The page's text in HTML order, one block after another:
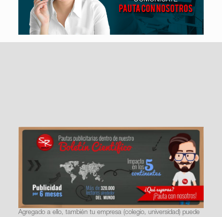
Agregado a ello, también tu empresa (colegio, universidad) puede